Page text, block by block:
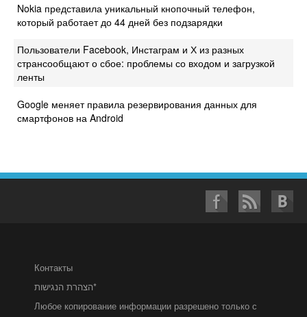
Nokia представила уникальный кнопочный телефон,
который работает до 44 дней без подзарядки
Пользователи Facebook, Инстаграм и Х из разных
странсообщают о сбое: проблемы со входом и загрузкой
ленты
Google меняет правила резервирования данных для
смартфонов на Android
Контакты
הצהרת הנגישות*
Любое копирование информации разрешено только с